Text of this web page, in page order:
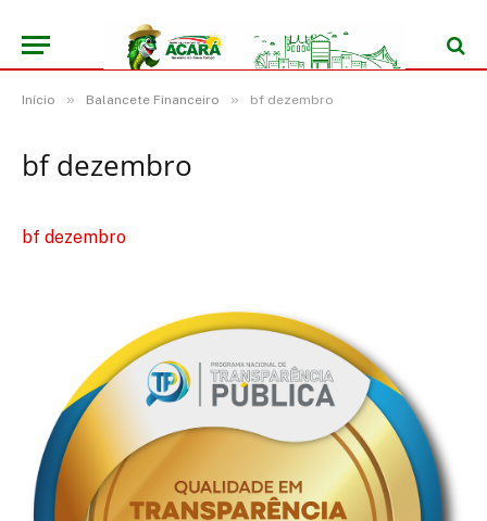
Início » Balancete Financeiro » bf dezembro
bf dezembro
bf dezembro